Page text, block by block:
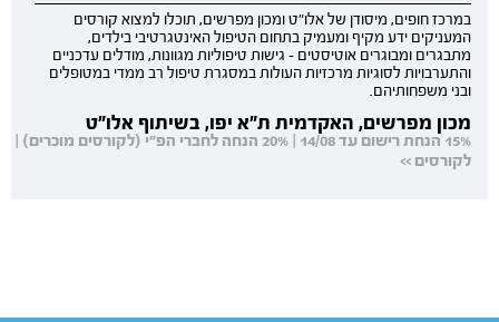
במרכז חופים, מיסודן של אלו"ט ומכון מפרשים, תוכלו למצוא קורסים
המעניקים ידע מקיף ומעמיק בתחום הטיפול האינטגרטיבי בילדים,
מתבגרים ומבוגרים אוטיסטים - גישות טיפוליות מגוונות, מודלים עדכניים
והתערבויות לסוגיות מרכזיות העולות במסגרת טיפול רב ממדי במטופלים
ובני משפחותיהם.
מכון מפרשים, האקדמית ת"א יפו, בשיתוף אלו"ט
15% הנחת רישום עד 14/08 | 20% הנחה לחברי הפ"י (לקורסים מוכרים) |
לקורסים >>